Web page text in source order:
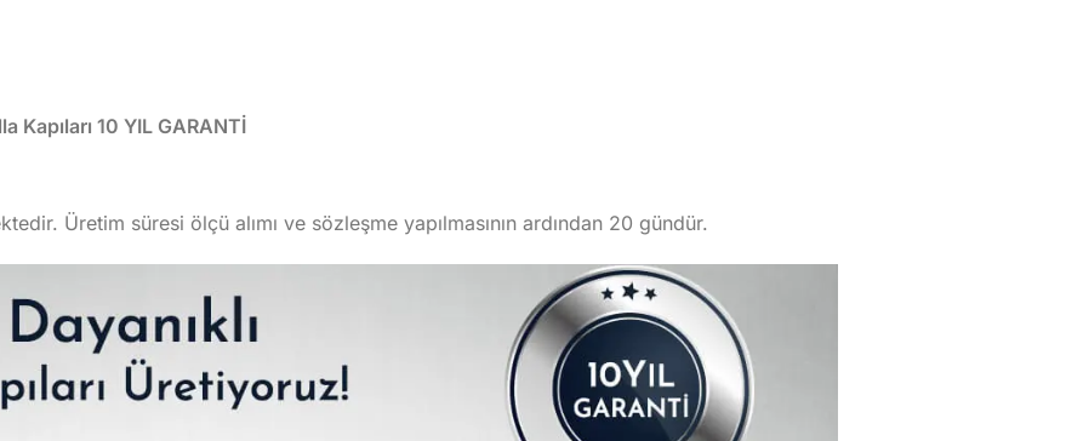
Kapıları 10 YIL GARANTİ
Üretim süresi ölçü alımı ve sözleşme yapılmasının ardından 20 gündür.